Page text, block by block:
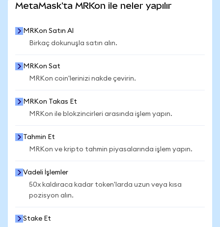
MetaMask'ta MRKon ile neler yapılır
MRKon Satın Al
Birkaç dokunuşla satın alın.
MRKon Sat
MRKon coin'lerinizi nakde çevirin.
MRKon Takas Et
MRKon ile blokzincirleri arasında işlem yapın.
Tahmin Et
MRKon ve kripto tahmin piyasalarında işlem yapın.
Vadeli İşlemler
50x kaldıraca kadar token'larda uzun veya kısa
pozisyon alın.
Stake Et